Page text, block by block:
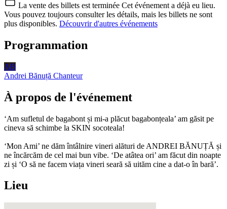
La vente des billets est terminée Cet événement a déjà eu lieu.
Vous pouvez toujours consulter les détails, mais les billets ne sont
plus disponibles. Découvrir d'autres événements
Programmation
AB
Andrei Bănuță Chanteur
À propos de l'événement
‘Am sufletul de bagabont și mi-a plăcut bagabonțeala’ am găsit pe
cineva să schimbe la SKIN socoteala!
‘Mon Ami’ ne dăm întâlnire vineri alături de ANDREI BĂNUȚĂ și
ne încărcăm de cel mai bun vibe. ‘De atâtea ori’ am făcut din noapte
zi și ‘O să ne facem viața vineri seară să uităm cine a dat-o în bară’.
Lieu